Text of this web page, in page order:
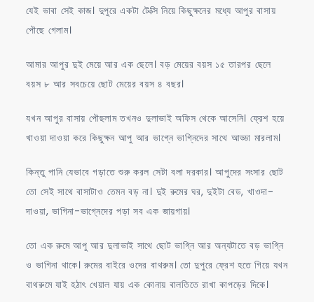
যেই ভাবা সেই কাজ। দুপুরে একটা টেক্সি নিয়ে কিছুক্ষনের মধ্যে আপুর বাসায়
পৌছে গেলাম।
আমার আপুর দুই মেয়ে আর এক ছেলে। বড় মেয়ের বয়স ১৫ তারপর ছেলে
বয়স ৮ আর সবচেয়ে ছোট মেয়ের বয়স ৪ বছর।
যখন আপুর বাসায় পৌছলাম তখনও দুলাভাই অফিস থেকে আসেনি। ফ্রেশ হয়ে
খাওয়া দাওয়া করে কিছুক্ষন আপু আর ভাগ্নে ভাগ্নিদের সাথে আড্ডা মারলাম।
কিন্তু পানি যেভাবে গড়াতে শুরু করল সেটা বলা দরকার। আপুদের সংসার ছোট
তো সেই সাথে বাসাটাও তেমন বড় না। দুই রুমের ঘর, দুইটা বেড, খাওদা-
দাওয়া, ভাগিনা-ভাগ্নেদের পড়া সব এক জায়গায়।
তো এক রুমে আপু আর দুলাভাই সাথে ছোট ভাগ্নি আর অন্যটাতে বড় ভাগ্নি
ও ভাগিনা থাকে। রুমের বাইরে ওদের বাথরুম। তো দুপুরে ফ্রেশ হতে গিয়ে যখন
বাথরুমে যাই হঠাৎ খেয়াল যায় এক কোনায় বালতিতে রাখা কাপড়ের দিকে।